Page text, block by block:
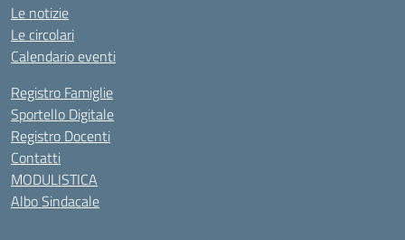
Le notizie
Le circolari
Calendario eventi
Registro Famiglie
Sportello Digitale
Registro Docenti
Contatti
MODULISTICA
Albo Sindacale